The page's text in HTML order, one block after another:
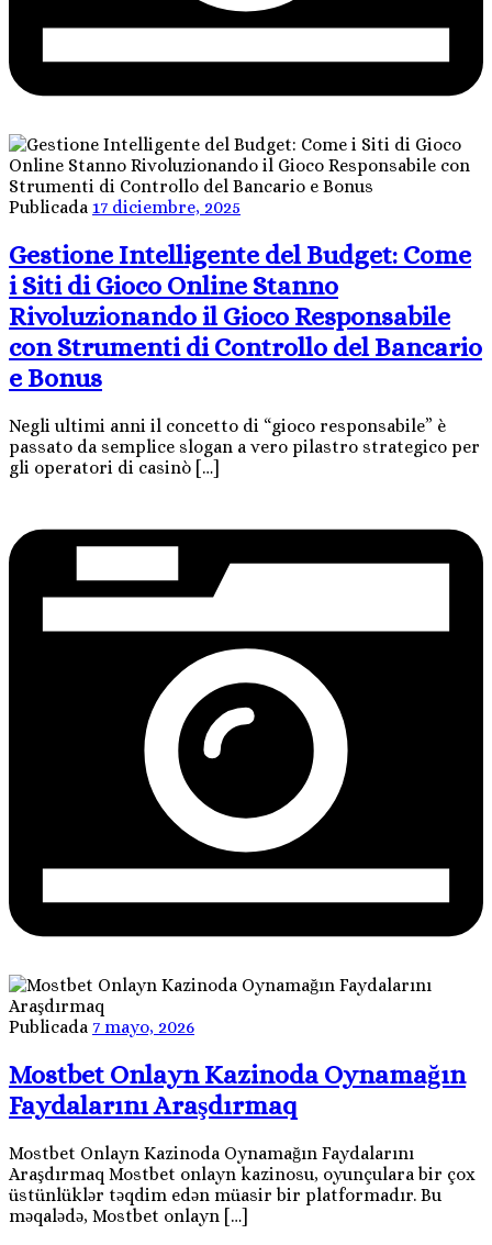
Publicada 17 diciembre, 2025
Gestione Intelligente del Budget: Come
i Siti di Gioco Online Stanno
Rivoluzionando il Gioco Responsabile
con Strumenti di Controllo del Bancario
e Bonus
Negli ultimi anni il concetto di “gioco responsabile” è
passato da semplice slogan a vero pilastro strategico per
gli operatori di casinò […]
Publicada 7 mayo, 2026
Mostbet Onlayn Kazinoda Oynamağın
Faydalarını Araşdırmaq
Mostbet Onlayn Kazinoda Oynamağın Faydalarını
Araşdırmaq Mostbet onlayn kazinosu, oyunçulara bir çox
üstünlüklər təqdim edən müasir bir platformadır. Bu
məqalədə, Mostbet onlayn […]